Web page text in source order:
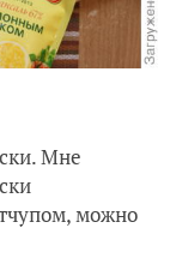
Мне
можно